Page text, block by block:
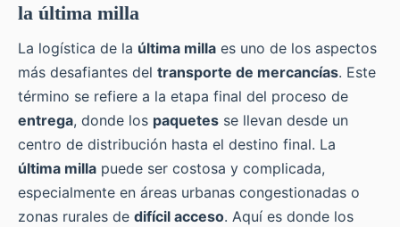
la última milla
La logística de la última milla es uno de los aspectos
más desafiantes del transporte de mercancías. Este
término se refiere a la etapa final del proceso de
entrega, donde los paquetes se llevan desde un
centro de distribución hasta el destino final. La
última milla puede ser costosa y complicada,
especialmente en áreas urbanas congestionadas o
zonas rurales de difícil acceso. Aquí es donde los